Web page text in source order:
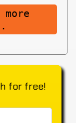
for free!